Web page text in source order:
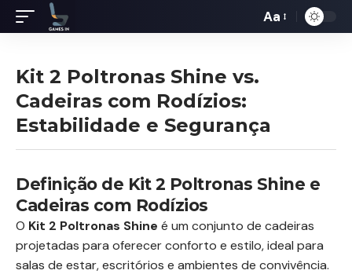
Aa
Kit 2 Poltronas Shine vs.
Cadeiras com Rodízios:
Estabilidade e Segurança
Definição de Kit 2 Poltronas Shine e
Cadeiras com Rodízios
O Kit 2 Poltronas Shine é um conjunto de cadeiras
projetadas para oferecer conforto e estilo, ideal para
salas de estar, escritórios e ambientes de convivência.